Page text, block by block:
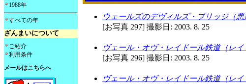
1988年
すべての年
ざんまいについて
ご紹介
利用条件
メールはこちらへ
ウェールズのデヴィルズ・ブリッジ（悪
[お写真 297] 撮影日: 2003. 8. 25
ヴェール・オヴ・レイドール鉄道（レ
[お写真 296] 撮影日: 2003. 8. 25
ヴェール・オヴ・レイドール鉄道（レ